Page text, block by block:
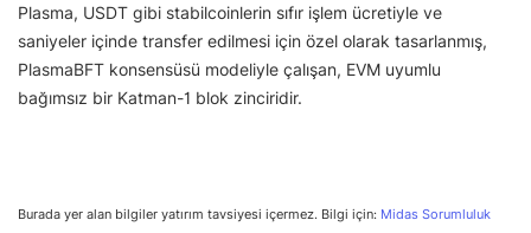
Plasma, USDT gibi stabilcoinlerin sıfır işlem ücretiyle ve
saniyeler içinde transfer edilmesi için özel olarak tasarlanmış,
PlasmaBFT konsensüsü modeliyle çalışan, EVM uyumlu
bağımsız bir Katman-1 blok zinciridir.
Burada yer alan bilgiler yatırım tavsiyesi içermez. Bilgi için: Midas Sorumluluk